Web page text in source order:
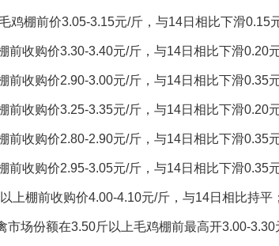
鸡棚前价3.05-3.15元/斤，与14日相比下滑0.15
前收购价3.30-3.40元/斤，与14日相比下滑0.20元
前收购价2.90-3.00元/斤，与14日相比下滑0.35元
前收购价3.25-3.35元/斤，与14日相比下滑0.20元
前收购价2.80-2.90元/斤，与14日相比下滑0.35元
前收购价2.95-3.05元/斤，与14日相比下滑0.35元
上棚前收购价4.00-4.10元/斤，与14日相比持平；
市场份额在3.50斤以上毛鸡棚前最高开3.00-3.30